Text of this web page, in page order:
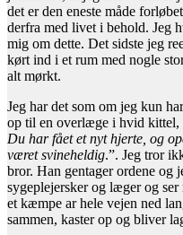
det er den eneste måde
derfra med livet i behold. Jeg
mig om dette. Det sidste jeg
kørt ind i et rum med nogle
alt mørkt.
Jeg har det som om jeg kun
op til en overlæge i hvid kittel,
Du har fået et nyt hjerte, og
været svineheldig.”. Jeg tror
bror. Han gentager ordene og
sygeplejersker og læger og
et kæmpe ar hele vejen ned
sammen, kaster op og bliver